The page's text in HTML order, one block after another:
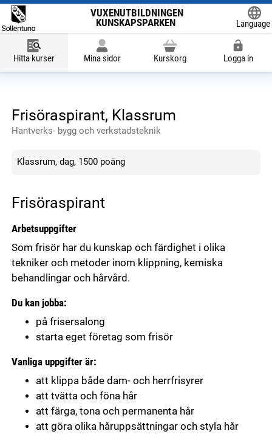
VUXENUTBILDNINGEN
KUNSKAPSPARKEN
Language
Hitta kurser Mina sidor Kurskorg Logga in
Frisöraspirant, Klassrum
Hantverks- bygg och verkstadsteknik
Klassrum, dag, 1500 poäng
Frisöraspirant
Arbetsuppgifter
Som frisör har du kunskap och färdighet i olika
tekniker och metoder inom klippning, kemiska
behandlingar och hårvård.
Du kan jobba:
på frisersalong
starta eget företag som frisör
Vanliga uppgifter är:
att klippa både dam- och herrfrisyrer
att tvätta och föna hår
att färga, tona och permanenta hår
att göra olika håruppsättningar och styla hår